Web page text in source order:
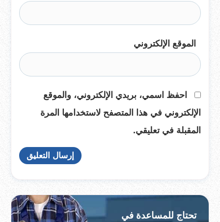
الموقع الإلكتروني
احفظ اسمي، بريدي الإلكتروني، والموقع
الإلكتروني في هذا المتصفح لاستخدامها المرة
المقبلة في تعليقي.
تحتاج للمساعدة في